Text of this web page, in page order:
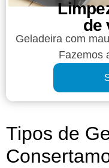
de
Geladeira com
Fazemos
Tipos de